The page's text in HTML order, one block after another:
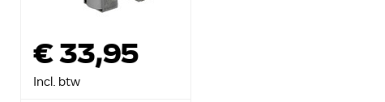
€ 33,95
Incl. btw